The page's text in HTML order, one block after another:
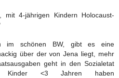
mit 4-jährigen Kindern Holocaust-
im schönen BW, gibt es eine
über der von Jena liegt, mehr
geht in den Sozialetat
<3 Jahren haben